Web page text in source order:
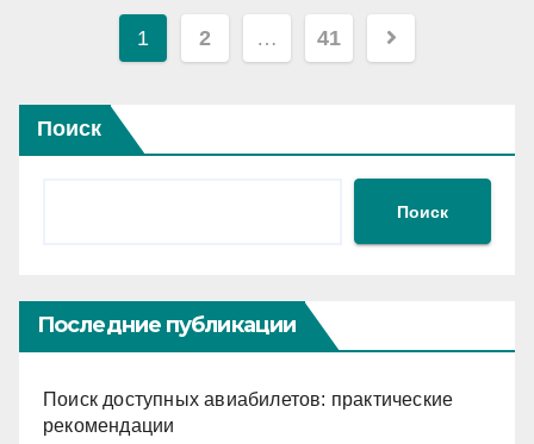
Пагинация
1 2 … 41
Поиск
Поиск
Последние публикации
Поиск доступных авиабилетов: практические
рекомендации